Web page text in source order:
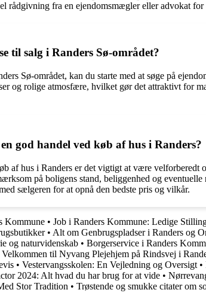
rådgivning fra en ejendomsmægler eller advokat for
til salg i Randers Sø-området?
Sø-området, kan du starte med at søge på
og rolige atmosfære, hvilket gør det attraktivt for
god handel ved køb af hus i Randers?
af hus i Randers er det vigtigt at være velforberedt
på boligens stand, beliggenhed og
sælgeren for at opnå den bedste pris og vilkår.
Kommune • Job i Randers Kommune: Ledige
• Alt om Genbrugspladser i Randers og
og naturvidenskab • Borgerservice i Randers
Velkommen til Nyvang Plejehjem på Rindsvej i
• Vestervangsskolen: En Vejledning og Oversigt •
2024: Alt hvad du har brug for at vide •
Stor Tradition • Trøstende og smukke citater om